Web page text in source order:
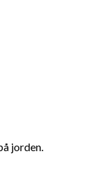
jorden.